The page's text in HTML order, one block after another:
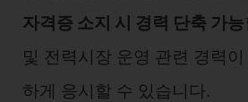
자격증 소지 시 경력 단축 가능
및 전력시장 운영 관련 경력
하게 응시할 수 있습니다.